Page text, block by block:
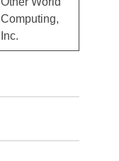
Computing,
Inc.